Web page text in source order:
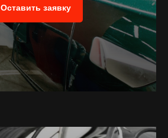
Оставить заявку